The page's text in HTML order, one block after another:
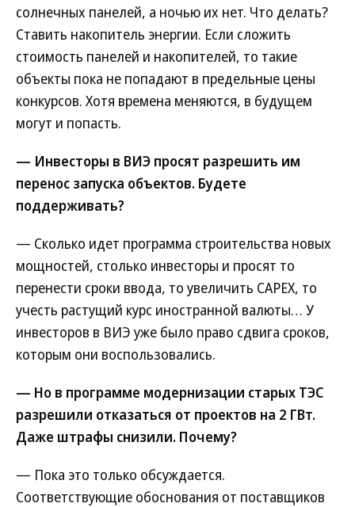
солнечных панелей, а ночью их нет. Что делать?
Ставить накопитель энергии. Если сложить
стоимость панелей и накопителей, то такие
объекты пока не попадают в предельные цены
конкурсов. Хотя времена меняются, в будущем
могут и попасть.
— Инвесторы в ВИЭ просят разрешить им
перенос запуска объектов. Будете
поддерживать?
— Сколько идет программа строительства новых
мощностей, столько инвесторы и просят то
перенести сроки ввода, то увеличить CAPEX, то
учесть растущий курс иностранной валюты… У
инвесторов в ВИЭ уже было право сдвига сроков,
которым они воспользовались.
— Но в программе модернизации старых ТЭС
разрешили отказаться от проектов на 2 ГВт.
Даже штрафы снизили. Почему?
— Пока это только обсуждается.
Соответствующие обоснования от поставщиков